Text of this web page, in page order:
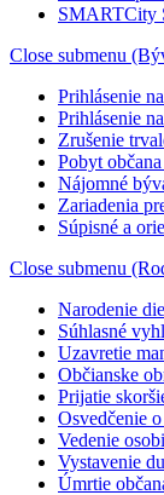
SMARTCity
Close submenu
Prihlásenie
Prihlásenie
Zrušenie
Pobyt
Nájomné
Zariadenia
Súpisné a
Close submenu
Narodenie
Súhlasné
Uzavretie
Občianske
Prijatie
Osvedčenie
Vedenie
Vystavenie
Úmrtie